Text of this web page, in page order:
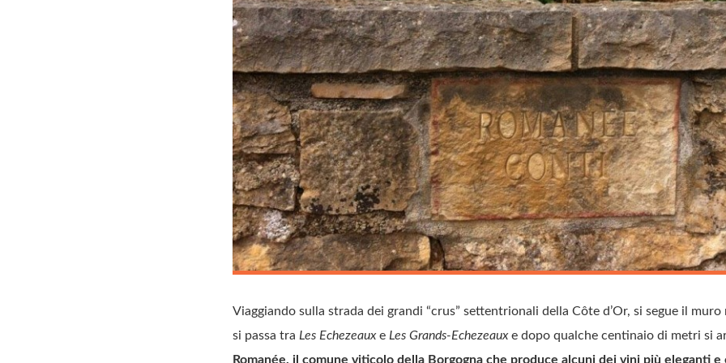
Viaggiando sulla strada dei grandi “crus” settentrionali della Côte d’Or, si segue il
si passa tra Les Echezeauxe Les Grands-Echezeauxe dopo qualche centinaio di metri si
Romanée, il comune viticolo della Borgogna che produce alcuni dei vini più eleganti e